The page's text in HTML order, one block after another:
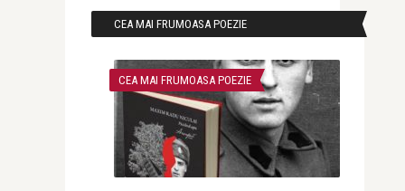
CEA MAI FRUMOASA POEZIE
CEA MAI FRUMOASA POEZIE